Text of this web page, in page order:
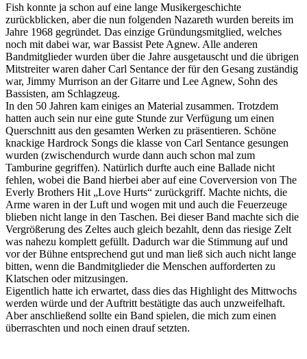
Fish konnte ja schon auf eine lange Musikergeschichte
zurückblicken, aber die nun folgenden Nazareth wurden bereits im
Jahre 1968 gegründet. Das einzige Gründungsmitglied, welches
noch mit dabei war, war Bassist Pete Agnew. Alle anderen
Bandmitglieder wurden über die Jahre ausgetauscht und die übrigen
Mitstreiter waren daher Carl Sentance der für den Gesang zuständig
war, Jimmy Murrison an der Gitarre und Lee Agnew, Sohn des
Bassisten, am Schlagzeug.
In den 50 Jahren kam einiges an Material zusammen. Trotzdem
hatten auch sein nur eine gute Stunde zur Verfügung um einen
Querschnitt aus den gesamten Werken zu präsentieren. Schöne
knackige Hardrock Songs die klasse von Carl Sentance gesungen
wurden (zwischendurch wurde dann auch schon mal zum
Tamburine gegriffen). Natürlich durfte auch eine Ballade nicht
fehlen, wobei die Band hierbei aber auf eine Coverversion von The
Everly Brothers Hit „Love Hurts“ zurückgriff. Machte nichts, die
Arme waren in der Luft und wogen mit und auch die Feuerzeuge
blieben nicht lange in den Taschen. Bei dieser Band machte sich die
Vergrößerung des Zeltes auch gleich bezahlt, denn das riesige Zelt
was nahezu komplett gefüllt. Dadurch war die Stimmung auf und
vor der Bühne entsprechend gut und man ließ sich auch nicht lange
bitten, wenn die Bandmitglieder die Menschen aufforderten zu
Klatschen oder mitzusingen.
Eigentlich hatte ich erwartet, dass dies das Highlight des Mittwochs
werden würde und der Auftritt bestätigte das auch unzweifelhaft.
Aber anschließend sollte ein Band spielen, die mich zum einen
überraschten und noch einen drauf setzten.